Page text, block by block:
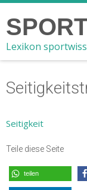
Lexikon
Seitigkeit
Teile diese Seite
teilen